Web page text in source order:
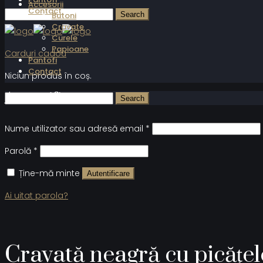
Contact
Carduri cadou
Niciun produs în coș.
Accesorii
Butoni
Cravate
Curele
Papioane
Pantofi
Contact
Autentificare
Nume utilizator sau adresă email *
Parolă *
Ține-mă minte
Autentificare
Ai uitat parola?
Cravată neagră cu